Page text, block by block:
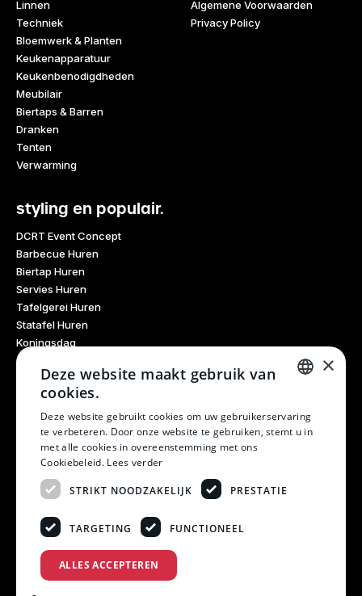
Linnen
Techniek
Bloemwerk & Planten
Keukenapparatuur
Keukenbenodigdheden
Meubilair
Biertaps & Barren
Dranken
Tenten
Verwarming
Algemene Voorwaarden
Privacy Policy
styling en populair.
DCRT Event Concept
Barbecue Huren
Biertap Huren
Servies Huren
Tafelgerei Huren
Statafel Huren
Koningsdag
Glaswerk Huren
Feestdagen
Haarlem Culinair
Evenementen Verhuur
Burendag
Oktoberfest
Bruiloft
Kerstfeest
Winterfestival
21 Diner
Examen Meubels
DUTCH
×
Deze website maakt gebruik van
cookies.
Deze website gebruikt cookies om uw gebruikerservaring
te verbeteren. Door onze website te gebruiken, stemt u in
met alle cookies in overeenstemming met ons
Cookiebeleid. Lees verder
STRIKT NOODZAKELIJK PRESTATIE
TARGETING FUNCTIONEEL
ALLES ACCEPTEREN